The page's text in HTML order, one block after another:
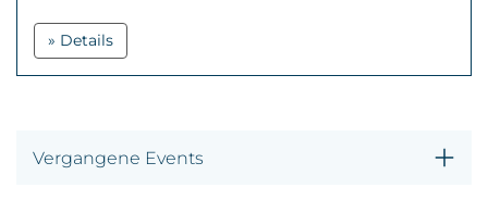
» Details
Vergangene Events